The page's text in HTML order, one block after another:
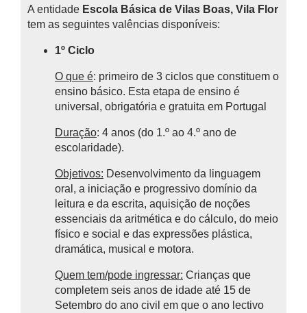
A entidade Escola Básica de Vilas Boas, Vila Flor
tem as seguintes valências disponíveis:
1º Ciclo
O que é: primeiro de 3 ciclos que constituem o
ensino básico. Esta etapa de ensino é
universal, obrigatória e gratuita em Portugal
Duração: 4 anos (do 1.º ao 4.º ano de
escolaridade).
Objetivos: Desenvolvimento da linguagem
oral, a iniciação e progressivo domínio da
leitura e da escrita, aquisição de noções
essenciais da aritmética e do cálculo, do meio
físico e social e das expressões plástica,
dramática, musical e motora.
Quem tem/pode ingressar: Crianças que
completem seis anos de idade até 15 de
Setembro do ano civil em que o ano lectivo